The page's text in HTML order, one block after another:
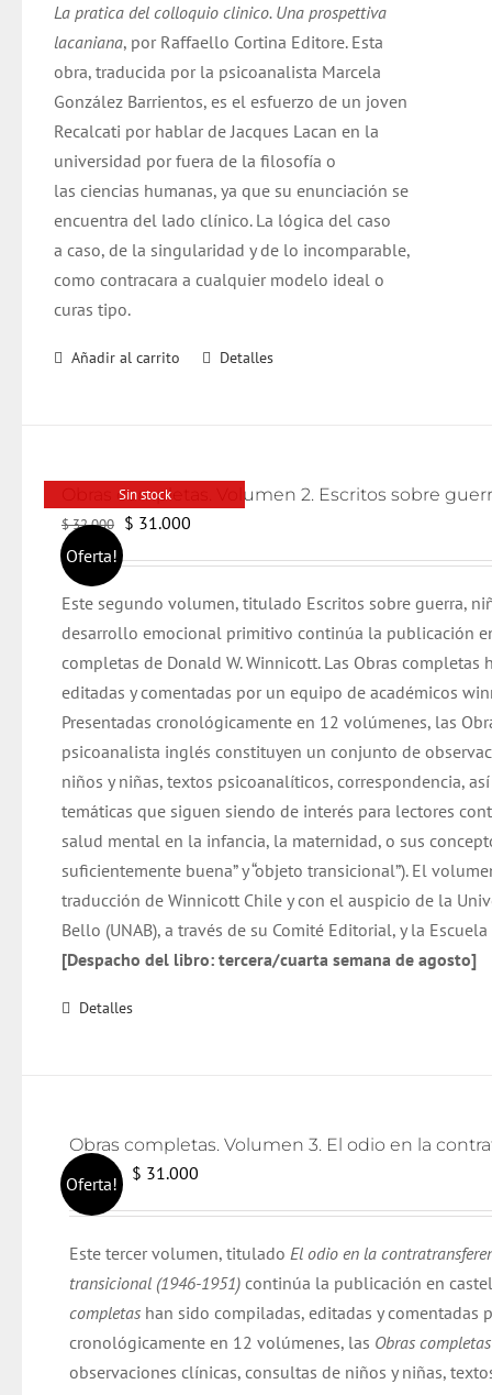
La pratica del colloquio clinico. Una prospettiva
lacaniana, por Raffaello Cortina Editore. Esta
obra, traducida por la psicoanalista Marcela
González Barrientos, es el esfuerzo de un joven
Recalcati por hablar de Jacques Lacan en la
universidad por fuera de la filosofía o
las ciencias humanas, ya que su enunciación se
encuentra del lado clínico. La lógica del caso
a caso, de la singularidad y de lo incomparable,
como contracara a cualquier modelo ideal o
curas tipo.
Añadir al carrito Detalles
Sin stock
Oferta!
$32.000 El
precio
era:
$ 32.000.
$ 31.000El
es:
$ 31.000.
Este segundo volumen, titulado Escritos sobre guerra,
desarrollo emocional primitivo continúa la publicación
completas de Donald W. Winnicott. Las Obras completas
editadas y comentadas por un equipo de académicos
Presentadas cronológicamente en 12 volúmenes, las
psicoanalista inglés constituyen un conjunto de
niños y niñas, textos psicoanalíticos, correspondencia,
temáticas que siguen siendo de interés para lectores
salud mental en la infancia, la maternidad, o sus
suficientemente buena” y “objeto transicional”). El
traducción de Winnicott Chile y con el auspicio de la
Bello (UNAB), a través de su Comité Editorial, y la
[Despacho del libro: tercera/cuarta semana de agosto]
Detalles
Oferta!
$ 32.000
El
era:
$ 32.000.
$ 31.000El
es:
$ 31.000.
Este tercer volumen, titulado El odio en la
transicional (1946-1951) continúa la publicación en
completas han sido compiladas, editadas y comentadas
cronológicamente en 12 volúmenes, las Obras
observaciones clínicas, consultas de niños y niñas,